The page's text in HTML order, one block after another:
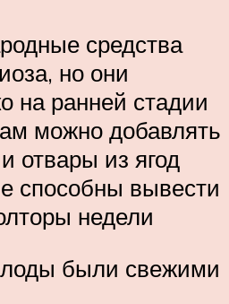
средства
но они
на ранней стадии
можно добавлять
отвары из ягод
способны вывести
недели
были свежими